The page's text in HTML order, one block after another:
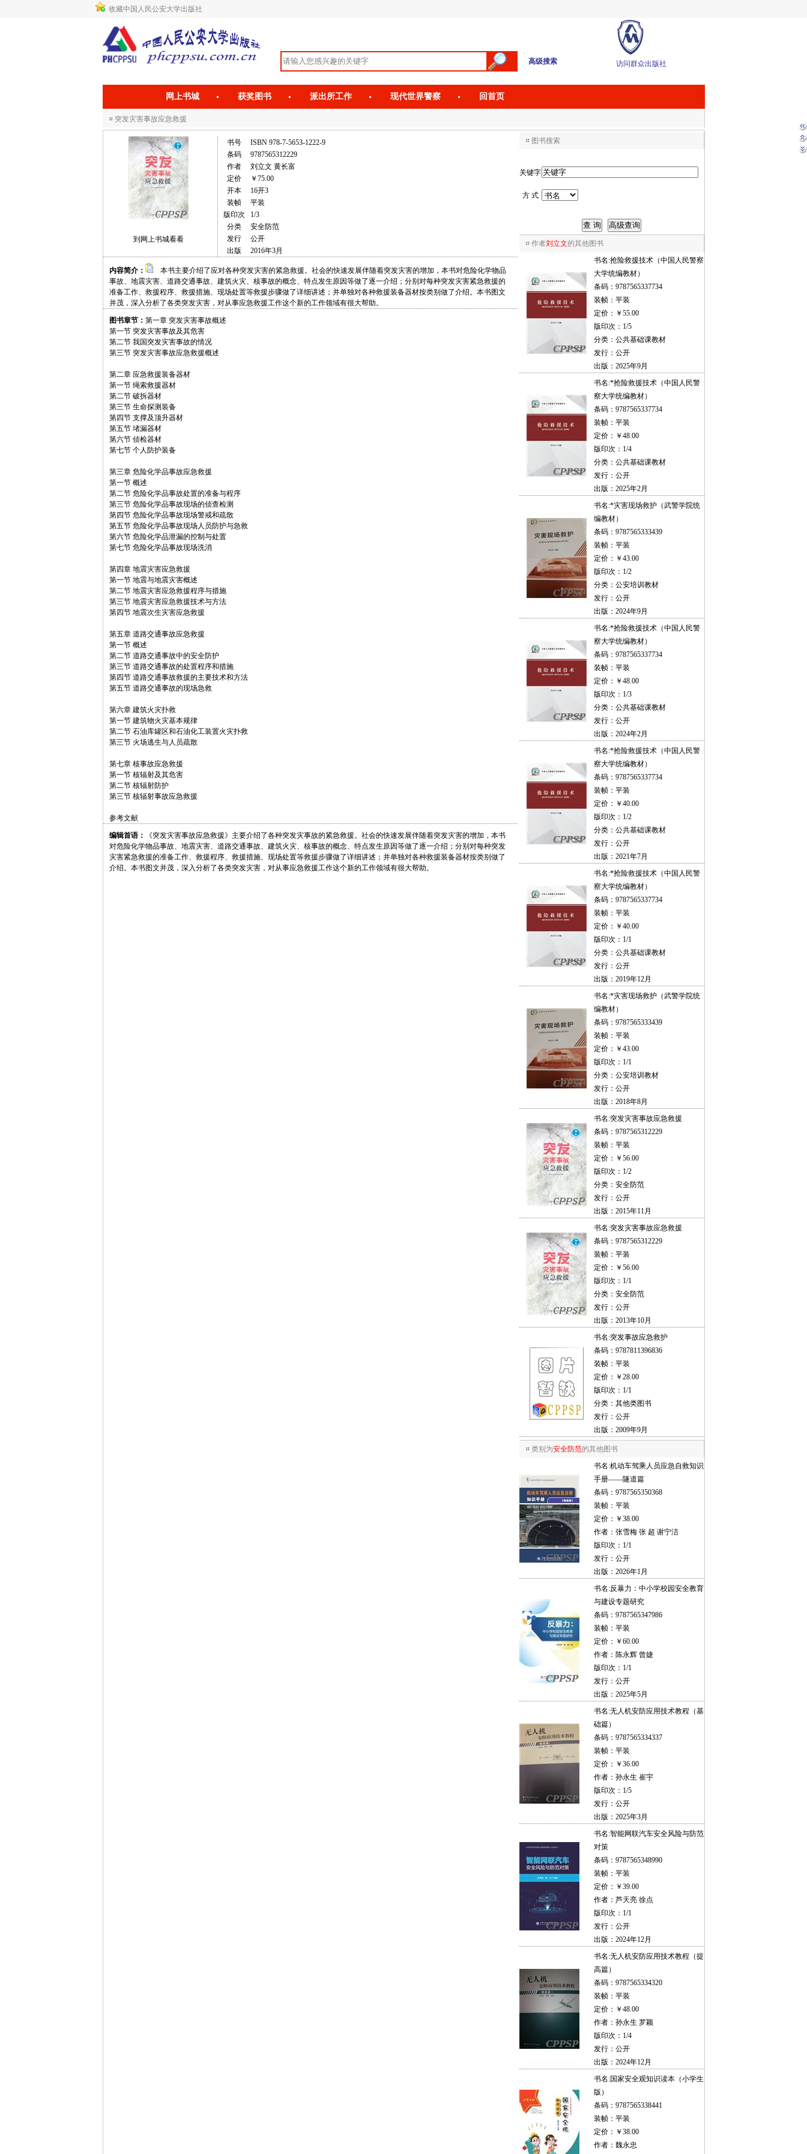
收藏中国人民公安大学出版社
高级搜索 访问群众出版社
网上书城 获奖图书 派出所工作 现代世界警察 回首页
突发灾害事故应急救援
到网上书城看看
书号
ISBN 978-7-5653-1222-9
条码
9787565312229
作者
刘立文 黄长富
定价
￥75.00
开本
16开3
装帧
平装
版印次
1/3
分类
安全防范
发行
公开
出版
2016年3月
内容简介：
本书主要介绍了应对各种突发灾害的紧急救援。社会的快速发展伴随着突发灾害的增加，本书对危险化学物品
事故、地震灾害、道路交通事故、建筑火灾、核事故的概念、特点发生原因等做了逐一介绍；分别对每种突发灾害紧急救援的
准备工作、救援程序、救援措施、现场处置等救援步骤做了详细讲述；并单独对各种救援装备器材按类别做了介绍。本书图文
并茂，深入分析了各类突发灾害，对从事应急救援工作这个新的工作领域有很大帮助。
图书章节： 第一章 突发灾害事故概述
第一节 突发灾害事故及其危害
第二节 我国突发灾害事故的情况
第三节 突发灾害事故应急救援概述
第二章 应急救援装备器材
第一节 绳索救援器材
第二节 破拆器材
第三节 生命探测装备
第四节 支撑及顶升器材
第五节 堵漏器材
第六节 侦检器材
第七节 个人防护装备
第三章 危险化学品事故应急救援
第一节 概述
第二节 危险化学品事故处置的准备与程序
第三节 危险化学品事故现场的侦查检测
第四节 危险化学品事故现场警戒和疏散
第五节 危险化学品事故现场人员防护与急救
第六节 危险化学品泄漏的控制与处置
第七节 危险化学品事故现场洗消
第四章 地震灾害应急救援
第一节 地震与地震灾害概述
第二节 地震灾害应急救援程序与措施
第三节 地震灾害应急救援技术与方法
第四节 地震次生灾害应急救援
第五章 道路交通事故应急救援
第一节 概述
第二节 道路交通事故中的安全防护
第三节 道路交通事故的处置程序和措施
第四节 道路交通事故救援的主要技术和方法
第五节 道路交通事故的现场急救
第六章 建筑火灾扑救
第一节 建筑物火灾基本规律
第二节 石油库罐区和石油化工装置火灾扑救
第三节 火场逃生与人员疏散
第七章 核事故应急救援
第一节 核辐射及其危害
第二节 核辐射防护
第三节 核辐射事故应急救援
参考文献
编辑首语：
《突发灾害事故应急救援》主要介绍了各种突发灾事故的紧急救援。社会的快速发展伴随着突发灾害的增加，本书
对危险化学物品事故、地震灾害、道路交通事故、建筑火灾、核事故的概念、特点发生原因等做了逐一介绍；分别对每种突发
灾害紧急救援的准备工作、救援程序、救援措施、现场处置等救援步骤做了详细讲述；并单独对各种救援装备器材按类别做了
介绍。本书图文并茂，深入分析了各类突发灾害，对从事应急救援工作这个新的工作领域有很大帮助。
图书搜索
关键字
方 式
作者刘立文的其他图书
书名:抢险救援技术（中国人民警察
大学统编教材）
条码：9787565337734
装帧：平装
定价：￥55.00
版印次：1/5
分类：公共基础课教材
发行：公开
出版：2025年9月
书名:*抢险救援技术（中国人民警
察大学统编教材）
条码：9787565337734
装帧：平装
定价：￥48.00
版印次：1/4
分类：公共基础课教材
发行：公开
出版：2025年2月
书名:*灾害现场救护（武警学院统
编教材）
条码：9787565333439
装帧：平装
定价：￥43.00
版印次：1/2
分类：公安培训教材
发行：公开
出版：2024年9月
书名:*抢险救援技术（中国人民警
察大学统编教材）
条码：9787565337734
装帧：平装
定价：￥48.00
版印次：1/3
分类：公共基础课教材
发行：公开
出版：2024年2月
书名:*抢险救援技术（中国人民警
察大学统编教材）
条码：9787565337734
装帧：平装
定价：￥40.00
版印次：1/2
分类：公共基础课教材
发行：公开
出版：2021年7月
书名:*抢险救援技术（中国人民警
察大学统编教材）
条码：9787565337734
装帧：平装
定价：￥40.00
版印次：1/1
分类：公共基础课教材
发行：公开
出版：2019年12月
书名:*灾害现场救护（武警学院统
编教材）
条码：9787565333439
装帧：平装
定价：￥43.00
版印次：1/1
分类：公安培训教材
发行：公开
出版：2018年8月
书名:突发灾害事故应急救援
条码：9787565312229
装帧：平装
定价：￥56.00
版印次：1/2
分类：安全防范
发行：公开
出版：2015年11月
书名:突发灾害事故应急救援
条码：9787565312229
装帧：平装
定价：￥56.00
版印次：1/1
分类：安全防范
发行：公开
出版：2013年10月
书名:突发事故应急救护
条码：9787811396836
装帧：平装
定价：￥28.00
版印次：1/1
分类：其他类图书
发行：公开
出版：2009年9月
类别为安全防范的其他图书
书名:机动车驾乘人员应急自救知识
手册——隧道篇
条码：9787565350368
装帧：平装
定价：￥38.00
作者：张雪梅 张 超 谢宁洁
版印次：1/1
发行：公开
出版：2026年1月
书名:反暴力：中小学校园安全教育
与建设专题研究
条码：9787565347986
装帧：平装
定价：￥60.00
作者：陈永辉 曾婕
版印次：1/1
发行：公开
出版：2025年5月
书名:无人机安防应用技术教程（基
础篇）
条码：9787565334337
装帧：平装
定价：￥36.00
作者：孙永生 崔宇
版印次：1/5
发行：公开
出版：2025年3月
书名:智能网联汽车安全风险与防范
对策
条码：9787565348990
装帧：平装
定价：￥39.00
作者：芦天亮 徐点
版印次：1/1
发行：公开
出版：2024年12月
书名:无人机安防应用技术教程（提
高篇）
条码：9787565334320
装帧：平装
定价：￥48.00
作者：孙永生 罗颖
版印次：1/4
发行：公开
出版：2024年12月
书名:国家安全观知识读本（小学生
版）
条码：9787565338441
装帧：平装
定价：￥38.00
作者：魏永忠